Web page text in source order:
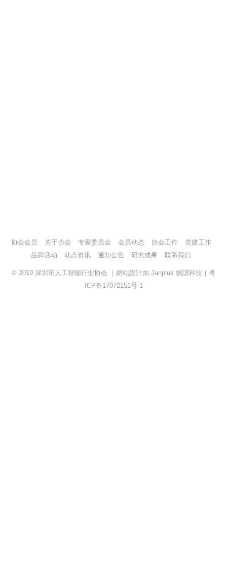
协会会员 关于协会 专家委员会 会员动态 协会工作
党建工作
品牌活动
动态资讯 通知公告 研究成果 联系我们
© 2019 深圳市人工智能行业协会 ｜網站設計由 Janplus 劍譜科技
粤
ICP备17072151号-1